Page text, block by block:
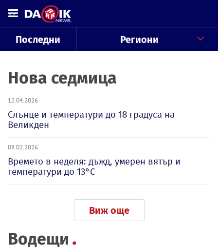
Последни Региони
Нова седмица
12.04.2026
Слънце и температури до 18 градуса на
Великден
08.02.2026
Времето в неделя: дъжд, умерен вятър и
температури до 13°C
Виж още
Водещи